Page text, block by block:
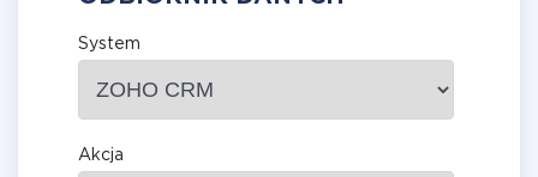
System
Akcja